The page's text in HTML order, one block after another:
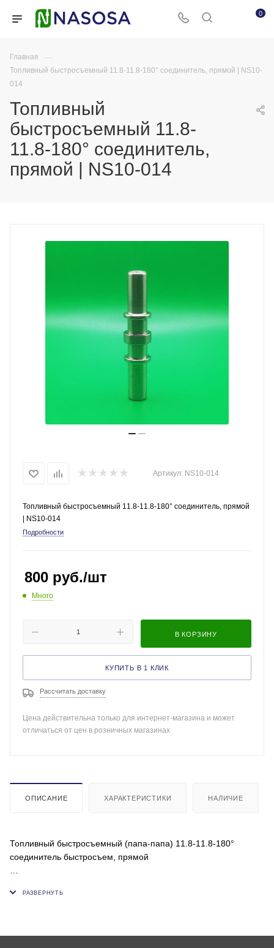
0
Главная —
Топливный быстросъемный 11.8-11.8-180° соединитель, прямой | NS10-
014
Топливный
быстросъемный 11.8-
11.8-180° соединитель,
прямой | NS10-014
Артикул: NS10-014
Топливный быстросъемный 11.8-11.8-180° соединитель, прямой
| NS10-014
Подробности
800 руб./шт
Много
В КОРЗИНУ
КУПИТЬ В 1 КЛИК
Рассчитать доставку
Цена действительна только для интернет-магазина и может
отличаться от цен в розничных магазинах
ОПИСАНИЕ ХАРАКТЕРИСТИКИ НАЛИЧИЕ
Топливный быстросъемный (папа-папа) 11.8-11.8-180°
соединитель быстросъем, прямой
11.8